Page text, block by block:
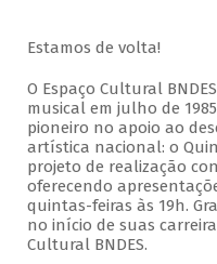
Estamos de volta!
O Espaço Cultural
musical em julho de
pioneiro no apoio ao
artística nacional: o
projeto de realização
oferecendo
quintas-feiras às 19h.
no início de suas
Cultural BNDES.